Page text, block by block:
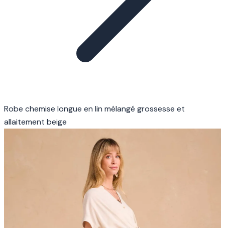
Robe chemise longue en lin mélangé grossesse et
allaitement beige